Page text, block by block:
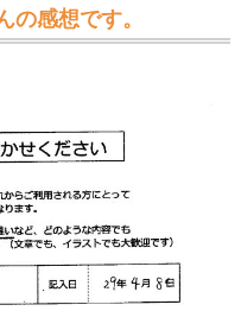
感想です。